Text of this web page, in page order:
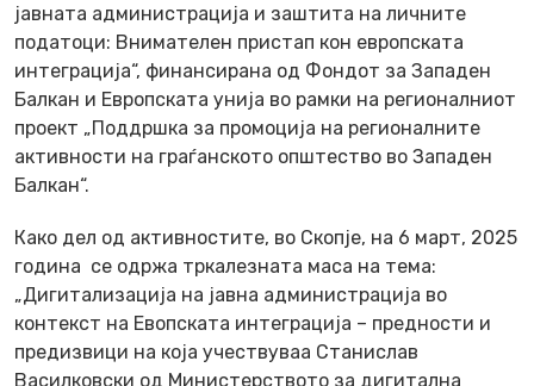
јавната администрација и заштита на личните
податоци: Внимателен пристап кон европската
интеграција“, финансирана од Фондот за Западен
Балкан и Европската унија во рамки на регионалниот
проект „Поддршка за промоција на регионалните
активности на граѓанското општество во Западен
Балкан“.
Како дел од активностите, во Скопје, на 6 март, 2025
година се одржа тркалезната маса на тема:
„Дигитализација на јавна администрација во
контекст на Евопската интеграција – предности и
предизвици на која учествуваа Станислав
Василковски од Министерството за дигитална